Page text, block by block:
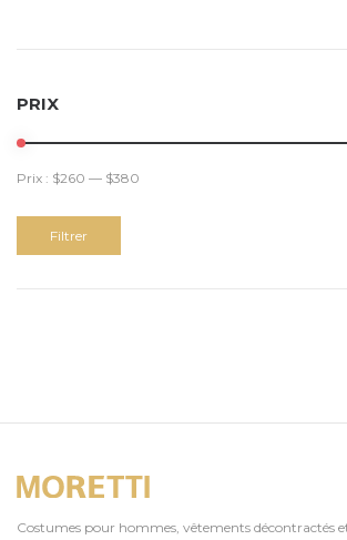
PRIX
Filtrer
Prix : $260 — $380
Costumes pour hommes, vêtements décontractés